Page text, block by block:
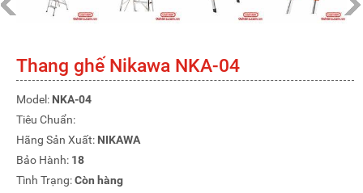
Thang ghế Nikawa NKA-04
Model: NKA-04
Tiêu Chuẩn:
Hãng Sản Xuất: NIKAWA
Bảo Hành: 18
Tình Trạng:Còn hàng